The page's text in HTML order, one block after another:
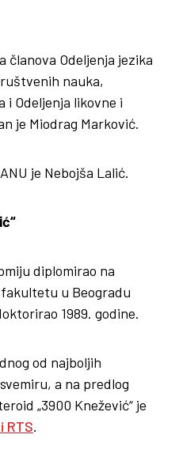
članova Odeljenja jezika
nauka,
i Odeljenja likovne i
je Miodrag Marković.
je Nebojša Lalić.
diplomirao na
u Beogradu
1989. godine.
od najboljih
a na predlog
„3900 Knežević“ je
RTS.